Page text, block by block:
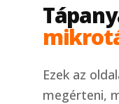
Ezek az
megérteni,